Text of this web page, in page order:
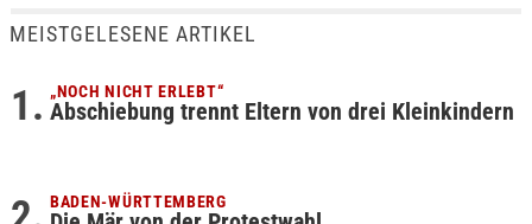
MEISTGELESENE ARTIKEL
„NOCH NICHT ERLEBT“
Abschiebung trennt Eltern von drei Kleinkindern
BADEN-WÜRTTEMBERG